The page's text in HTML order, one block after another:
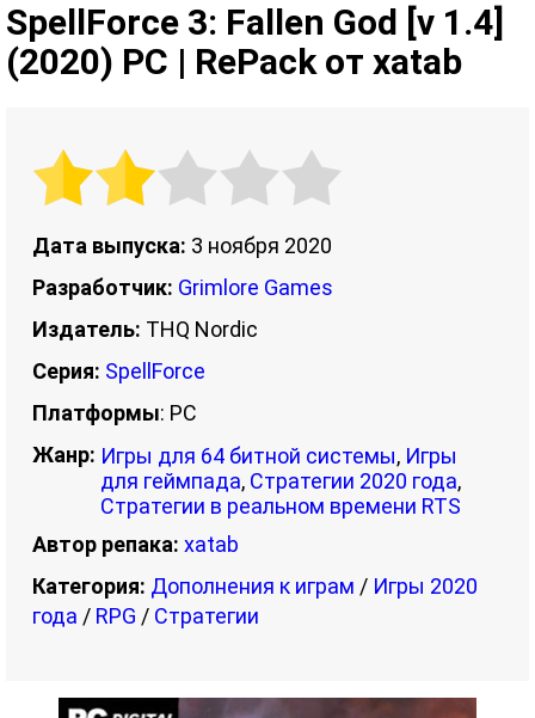
SpellForce 3: Fallen God [v 1.4]
(2020) PC | RePack от xatab
Дата выпуска: 3 ноября 2020
Разработчик: Grimlore Games
Издатель: THQ Nordic
Серия: SpellForce
Платформы: PC
Жанр: Игры для 64 битной системы, Игры
для геймпада, Стратегии 2020 года,
Стратегии в реальном времени RTS
Автор репака: xatab
Категория: Дополнения к играм / Игры 2020
года / RPG / Стратегии